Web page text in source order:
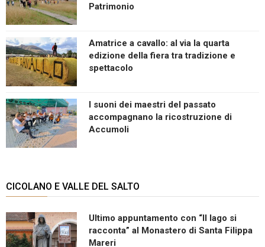
Patrimonio
Amatrice a cavallo: al via la quarta
edizione della fiera tra tradizione e
spettacolo
I suoni dei maestri del passato
accompagnano la ricostruzione di
Accumoli
CICOLANO E VALLE DEL SALTO
Ultimo appuntamento con “Il lago si
racconta” al Monastero di Santa Filippa
Mareri